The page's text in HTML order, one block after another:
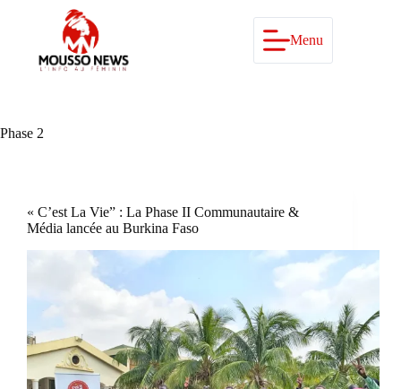
Menu
Phase 2
« C’est La Vie” : La Phase II Communautaire &
Média lancée au Burkina Faso